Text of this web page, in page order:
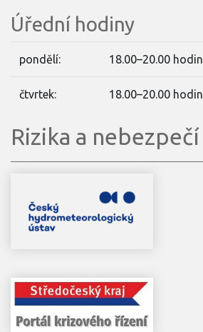
Úřední hodiny
pondělí: 18.00–20.00 hodin
čtvrtek: 18.00–20.00 hodin
Rizika a nebezpečí